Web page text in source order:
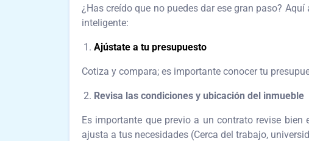
¿Has creído que no puedes dar ese gran paso?
inteligente:
Ajústate a tu presupuesto
Cotiza y compara; es importante conocer tu
Revisa las condiciones y ubicación del inmueble
Es importante que previo a un contrato revise
ajusta a tus necesidades (Cerca del trabajo,